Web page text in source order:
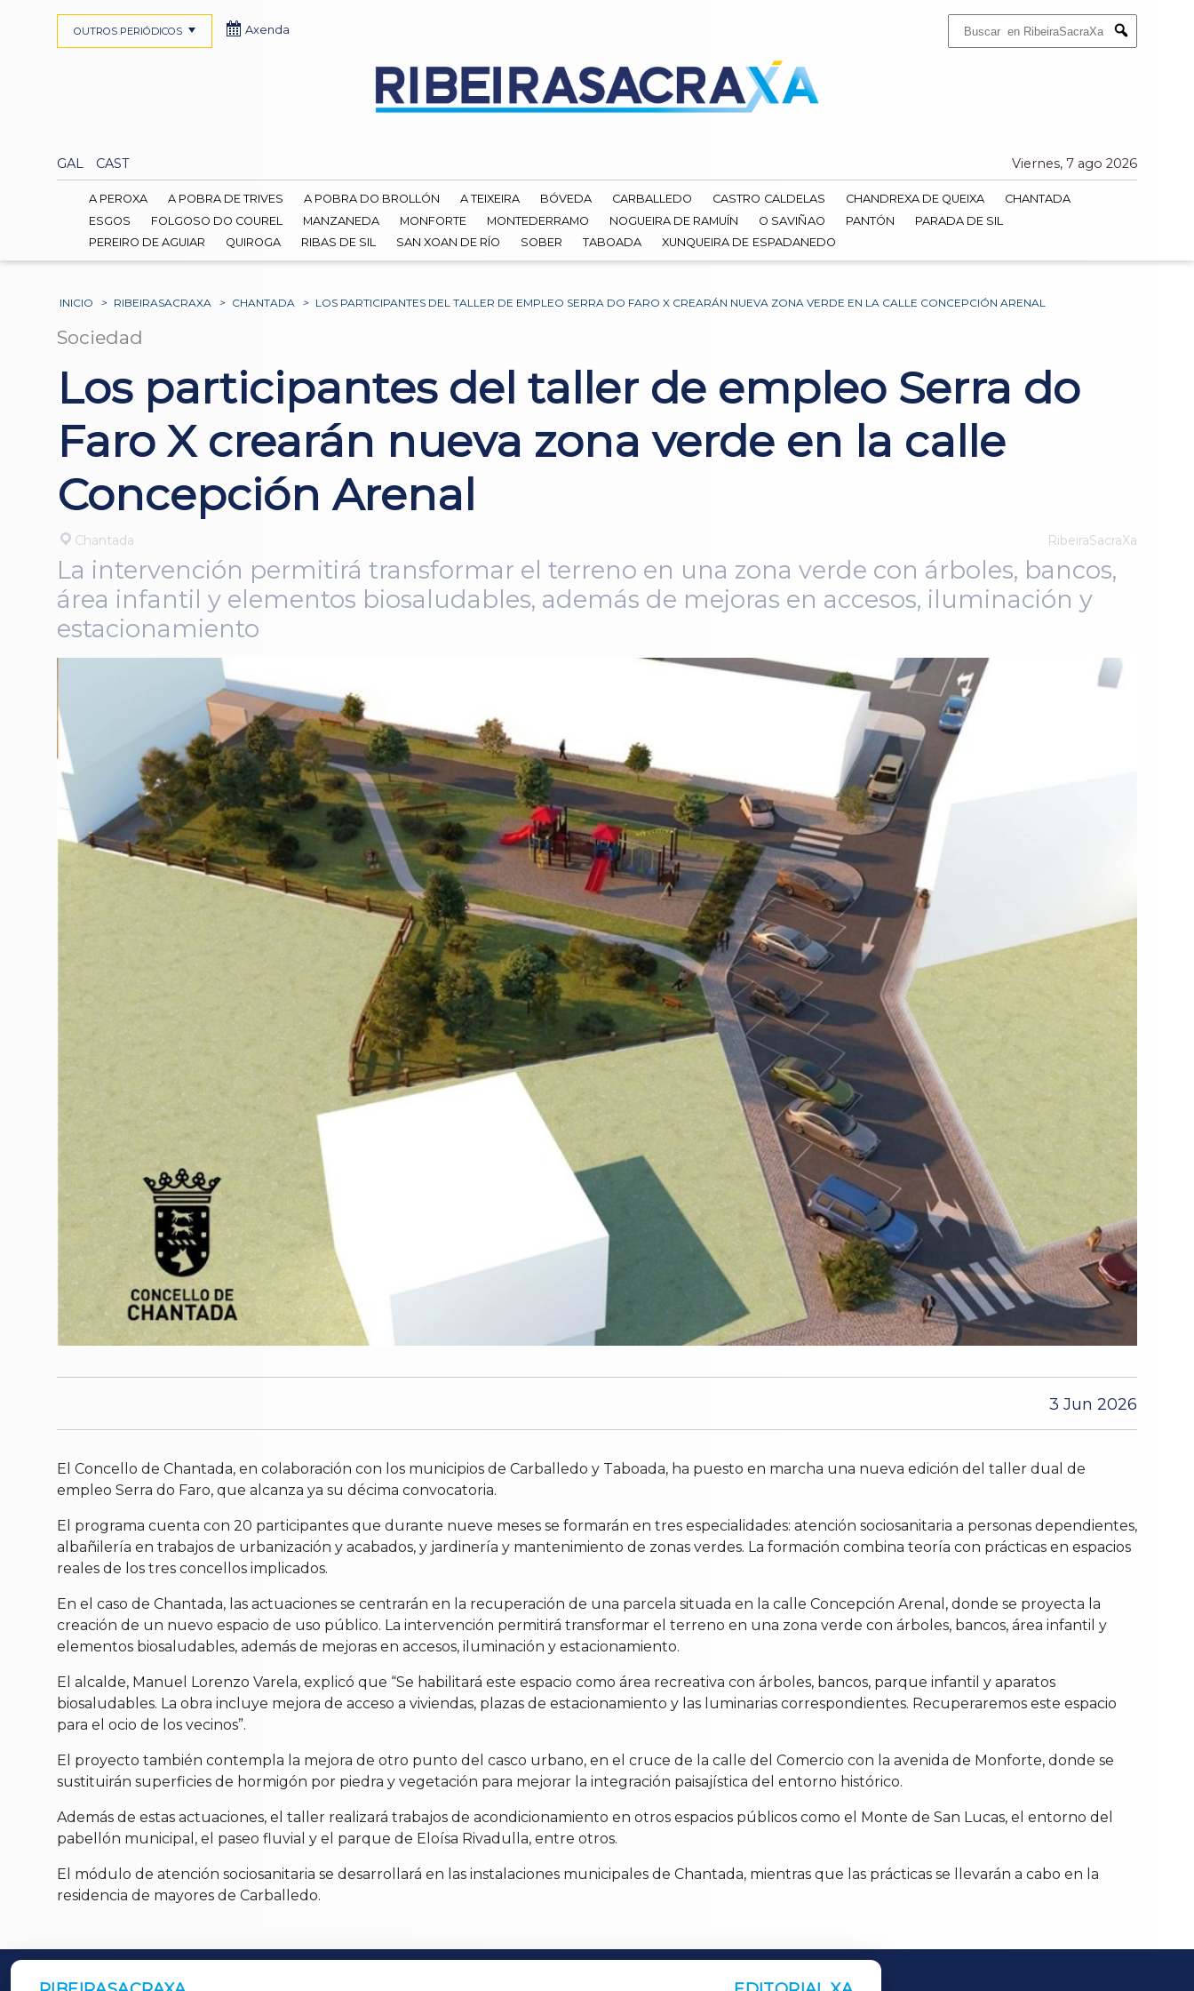
Submit
GAL CAST Viernes, 7 ago 2026
OUTROS PERIÓDICOS Axenda
A PEROXA A POBRA DE TRIVES A POBRA DO BROLLÓN A TEIXEIRA BÓVEDA CARBALLEDO CASTRO CALDELAS CHANDREXA DE QUEIXA
CHANTADA
ESGOS
FOLGOSO DO COUREL MANZANEDA MONFORTE MONTEDERRAMO NOGUEIRA DE RAMUÍN O SAVIÑAO PANTÓN
PARADA DE SIL
PEREIRO DE AGUIAR
QUIROGA RIBAS DE SIL SAN XOAN DE RÍO SOBER TABOADA XUNQUEIRA DE ESPADANEDO
INICIO > RIBEIRASACRAXA > CHANTADA > LOS PARTICIPANTES DEL TALLER DE EMPLEO SERRA DO FARO X CREARÁN NUEVA ZONA VERDE EN LA CALLE CONCEPCIÓN ARENAL
Sociedad
Los participantes del taller de empleo Serra do
Faro X crearán nueva zona verde en la calle
Concepción Arenal
Chantada RibeiraSacraXa
La intervención permitirá transformar el terreno en una zona verde con árboles, bancos,
área infantil y elementos biosaludables, además de mejoras en accesos, iluminación y
estacionamiento
3 Jun 2026
El Concello de Chantada, en colaboración con los municipios de Carballedo y Taboada, ha puesto en marcha una nueva edición del taller dual de
empleo Serra do Faro, que alcanza ya su décima convocatoria.
El programa cuenta con 20 participantes que durante nueve meses se formarán en tres especialidades: atención sociosanitaria a personas dependientes,
albañilería en trabajos de urbanización y acabados, y jardinería y mantenimiento de zonas verdes. La formación combina teoría con prácticas en espacios
reales de los tres concellos implicados.
En el caso de Chantada, las actuaciones se centrarán en la recuperación de una parcela situada en la calle Concepción Arenal, donde se proyecta la
creación de un nuevo espacio de uso público. La intervención permitirá transformar el terreno en una zona verde con árboles, bancos, área infantil y
elementos biosaludables, además de mejoras en accesos, iluminación y estacionamiento.
El alcalde, Manuel Lorenzo Varela, explicó que “Se habilitará este espacio como área recreativa con árboles, bancos, parque infantil y aparatos
biosaludables. La obra incluye mejora de acceso a viviendas, plazas de estacionamiento y las luminarias correspondientes. Recuperaremos este espacio
para el ocio de los vecinos”.
El proyecto también contempla la mejora de otro punto del casco urbano, en el cruce de la calle del Comercio con la avenida de Monforte, donde se
sustituirán superficies de hormigón por piedra y vegetación para mejorar la integración paisajística del entorno histórico.
Además de estas actuaciones, el taller realizará trabajos de acondicionamiento en otros espacios públicos como el Monte de San Lucas, el entorno del
pabellón municipal, el paseo fluvial y el parque de Eloísa Rivadulla, entre otros.
El módulo de atención sociosanitaria se desarrollará en las instalaciones municipales de Chantada, mientras que las prácticas se llevarán a cabo en la
residencia de mayores de Carballedo.